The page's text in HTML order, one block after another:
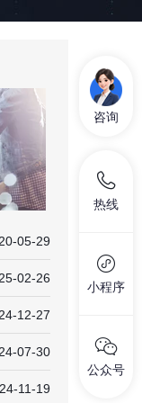
05-29
02-26
12-27
07-30
11-19
咨询
热线
小程序
公众号